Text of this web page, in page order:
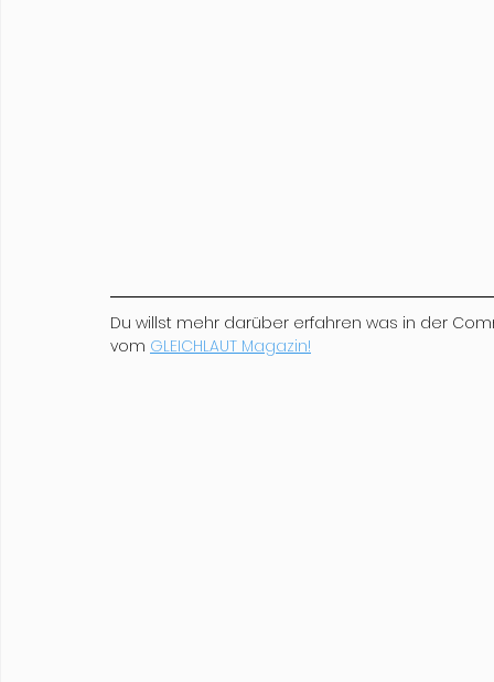
Du willst mehr darüber erfahren was in der
vom GLEICHLAUT Magazin!